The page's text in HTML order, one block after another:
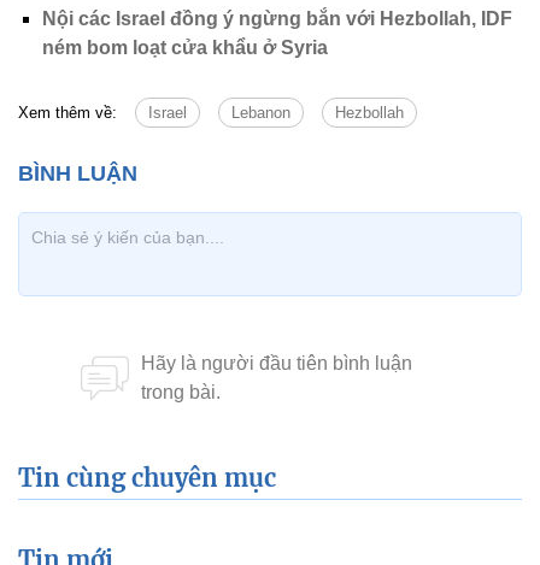
Nội các Israel đồng ý ngừng bắn với Hezbollah, IDF
ném bom loạt cửa khẩu ở Syria
Xem thêm về: Israel Lebanon Hezbollah
Tin cùng chuyên mục